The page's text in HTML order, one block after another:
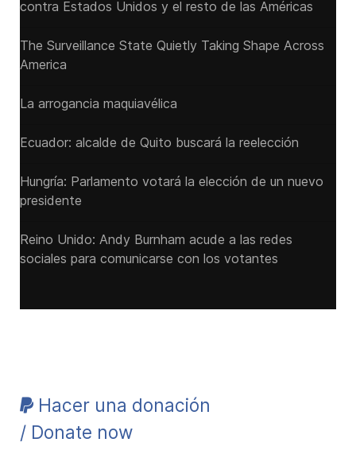
contra Estados Unidos y el resto de las Américas
The Surveillance State Quietly Taking Shape Across
America
La arrogancia maquiavélica
Ecuador: alcalde de Quito buscará la reelección
Hungría: Parlamento votará la elección de un nuevo
presidente
Reino Unido: Andy ‌Burnham acude a las redes
sociales para comunicarse con los votantes
Hacer una donación
/ Donate now